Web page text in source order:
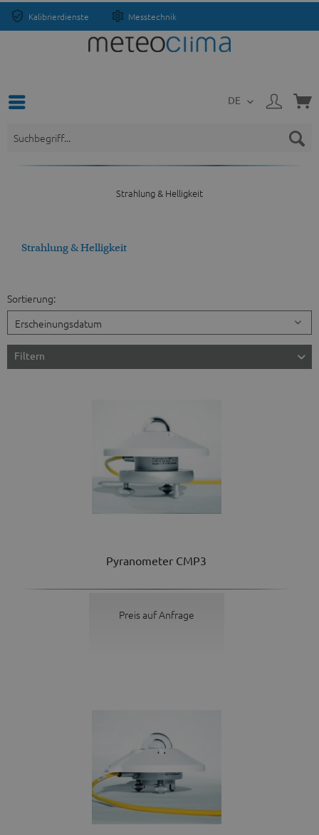
Kalibrierdienste Messtechnik
DE
Strahlung & Helligkeit
Strahlung & Helligkeit
Filtern
Sortierung:
Pyranometer CMP3
Preis auf Anfrage